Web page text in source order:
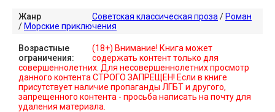
Жанр Советская классическая проза / Роман
/ Морские приключения
Возрастные
ограничения:
(18+) Внимание! Книга может
содержать контент только для
совершеннолетних. Для несовершеннолетних просмотр
данного контента СТРОГО ЗАПРЕЩЕН! Если в книге
присутствует наличие пропаганды ЛГБТ и другого,
запрещенного контента - просьба написать на почту для
удаления материала.